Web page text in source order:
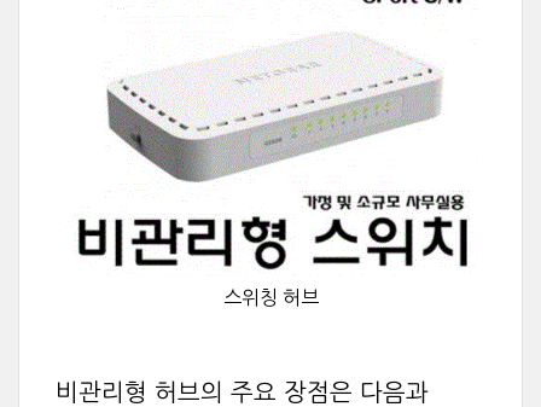
스위칭 허브
비관리형 허브의 주요 장점은 다음과